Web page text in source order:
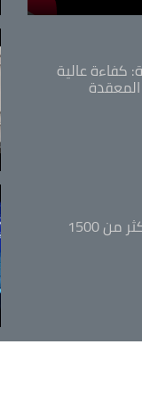
كفاءة عالية
المدير العام للغابات: 445 حريقاً وأكثر من 1500